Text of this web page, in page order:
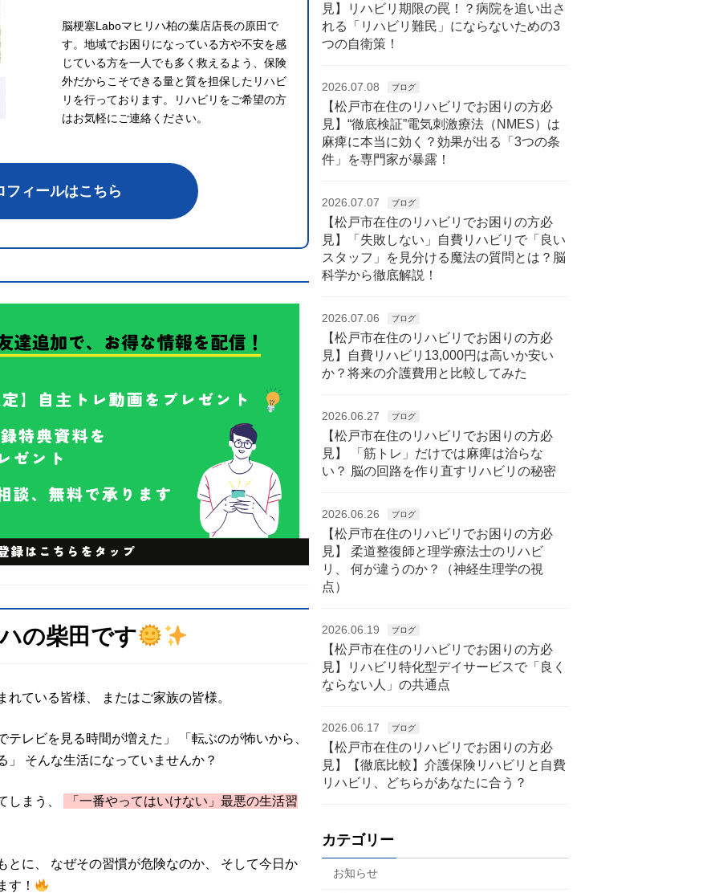
脳梗塞Laboマヒリハ柏の葉店店長の原田で
す。地域でお困りになっている方や不安を感
じている方を一人でも多く救えるよう、保険
外だからこそできる量と質を担保したリハビ
リを行っております。リハビリをご希望の方
はお気軽にご連絡ください。
フィールはこちら
の柴田です
ている皆様、 またはご家族の皆様。
レビを見る時間が増えた」 「転ぶのが怖いから、
そんな生活になっていませんか？
しまう、 「一番やってはいけない」最悪の生活習
とに、 なぜその習慣が危険なのか、 そして今日か
す！
見】リハビリ期限の罠！？病院を追い出さ
れる「リハビリ難民」にならないための3
つの自衛策！
2026.07.08 ブログ
【松戸市在住のリハビリでお困りの方必
見】“徹底検証”電気刺激療法（NMES）は
麻痺に本当に効く？効果が出る「3つの条
件」を専門家が暴露！
2026.07.07 ブログ
【松戸市在住のリハビリでお困りの方必
見】「失敗しない」自費リハビリで「良い
スタッフ」を見分ける魔法の質問とは？脳
科学から徹底解説！
2026.07.06 ブログ
【松戸市在住のリハビリでお困りの方必
見】自費リハビリ13,000円は高いか安い
か？将来の介護費用と比較してみた
2026.06.27 ブログ
【松戸市在住のリハビリでお困りの方必
見】 「筋トレ」だけでは麻痺は治らな
い？ 脳の回路を作り直すリハビリの秘密
2026.06.26 ブログ
【松戸市在住のリハビリでお困りの方必
見】 柔道整復師と理学療法士のリハビ
リ、 何が違うのか？（神経生理学の視
点）
2026.06.19 ブログ
【松戸市在住のリハビリでお困りの方必
見】リハビリ特化型デイサービスで「良く
ならない人」の共通点
2026.06.17 ブログ
【松戸市在住のリハビリでお困りの方必
見】【徹底比較】介護保険リハビリと自費
リハビリ、どちらがあなたに合う？
カテゴリー
お知らせ